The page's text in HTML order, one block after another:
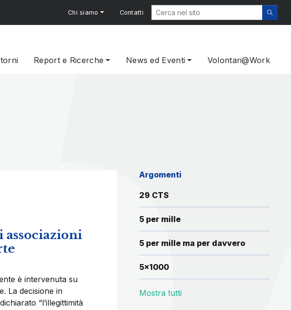
Chi siamo Contatti
Report e Ricerche News ed Eventi Volontari@Work
associazioni
è intervenuta su
La decisione in
“l’illegittimità
Argomenti
29 CTS
5 per mille
5 per mille ma per davvero
5x1000
Mostra tutti